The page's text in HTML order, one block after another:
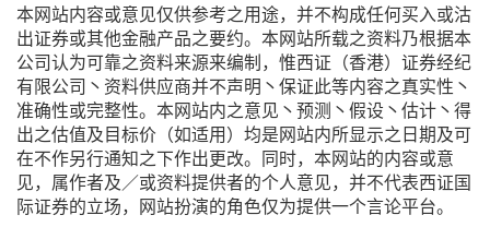
本网站内容或意见仅供参考之用途，并不构成任何买入或沽
出证券或其他金融产品之要约。本网站所载之资料乃根据本
公司认为可靠之资料来源来编制，惟西证（香港）证券经纪
有限公司丶资料供应商并不声明丶保证此等内容之真实性丶
准确性或完整性。本网站内之意见丶预测丶假设丶估计丶得
出之估值及目标价（如适用）均是网站内所显示之日期及可
在不作另行通知之下作出更改。同时，本网站的内容或意
见，属作者及／或资料提供者的个人意见，并不代表西证国
际证券的立场，网站扮演的角色仅为提供一个言论平台。